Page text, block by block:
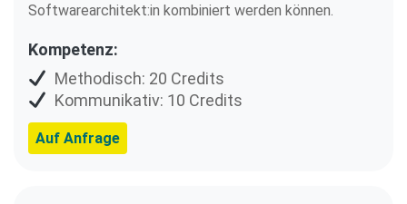
Softwarearchitekt:in kombiniert werden können.
Kompetenz:
Methodisch: 20 Credits
Kommunikativ: 10 Credits
Auf Anfrage